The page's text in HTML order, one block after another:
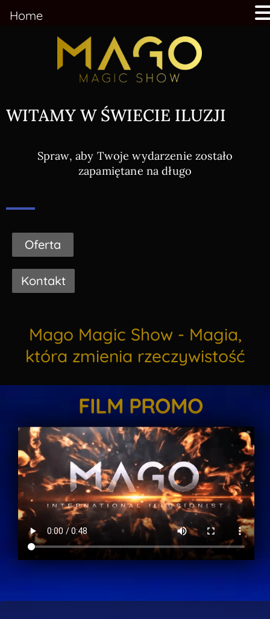
WITAMY W ŚWIECIE ILUZJI
Spraw, aby Twoje wydarzenie zostało
zapamiętane na długo
Oferta
Kontakt
Mago Magic Show - Magia,
która zmienia rzeczywistość
FILM PROMO
Home